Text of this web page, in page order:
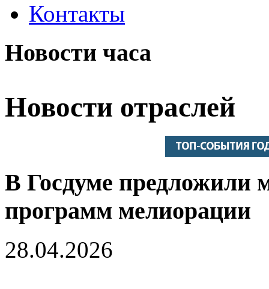
Контакты
Новости часа
Новости отраслей
В Госдуме предложили
программ мелиорации
28.04.2026